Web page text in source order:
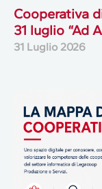
Cooperativa
31 luglio “Ad
31 Luglio 2026